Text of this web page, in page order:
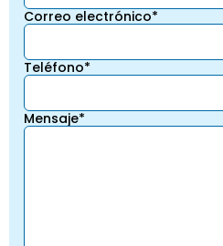
Correo electrónico*
Teléfono*
Mensaje*